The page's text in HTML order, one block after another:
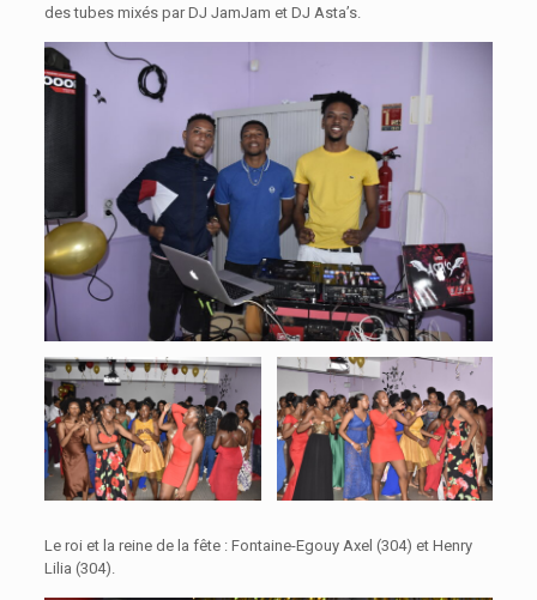
des tubes mixés par DJ JamJam et DJ Asta’s.
Le roi et la reine de la fête : Fontaine-Egouy Axel (304) et Henry
Lilia (304).